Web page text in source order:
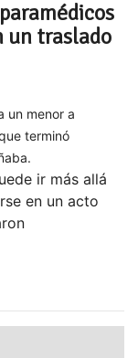
un traslado
un menor a
terminó
ir más allá
en un acto